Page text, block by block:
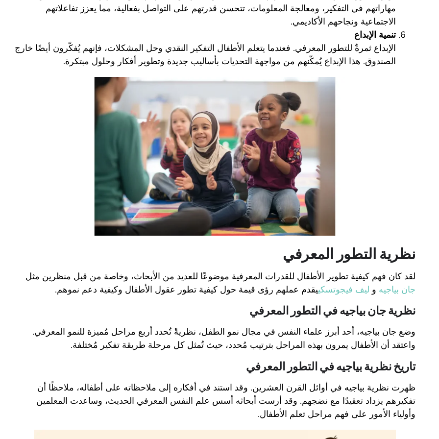
مهاراتهم في التفكير، ومعالجة المعلومات، تتحسن قدرتهم على التواصل بفعالية، مما يعزز تفاعلاتهم
الاجتماعية ونجاحهم الأكاديمي.
تنمية الإبداع
الإبداع ثمرةٌ للتطور المعرفي. فعندما يتعلم الأطفال التفكير النقدي وحل المشكلات، فإنهم يُفكّرون أيضًا خارج
الصندوق. هذا الإبداع يُمكّنهم من مواجهة التحديات بأساليب جديدة وتطوير أفكار وحلول مبتكرة.
نظرية التطور المعرفي
لقد كان فهم كيفية تطوير الأطفال للقدرات المعرفية موضوعًا للعديد من الأبحاث، وخاصة من قبل منظرين مثل
جان بياجيه و ليف فيجوتسكييقدم عملهم رؤى قيمة حول كيفية تطور عقول الأطفال وكيفية دعم نموهم.
نظرية جان بياجيه في التطور المعرفي
وضع جان بياجيه، أحد أبرز علماء النفس في مجال نمو الطفل، نظريةً تُحدد أربع مراحل مُميزة للنمو المعرفي.
واعتقد أن الأطفال يمرون بهذه المراحل بترتيب مُحدد، حيث تُمثل كل مرحلة طريقة تفكير مُختلفة.
تاريخ نظرية بياجيه في التطور المعرفي
ظهرت نظرية بياجيه في أوائل القرن العشرين. وقد استند في أفكاره إلى ملاحظاته على أطفاله، ملاحظًا أن
تفكيرهم يزداد تعقيدًا مع نضجهم. وقد أرست أبحاثه أسس علم النفس المعرفي الحديث، وساعدت المعلمين
وأولياء الأمور على فهم مراحل تعلم الأطفال.